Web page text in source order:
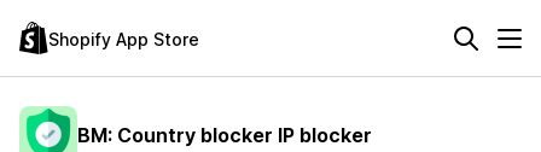
Shopify App Store
BM: Country blocker IP blocker